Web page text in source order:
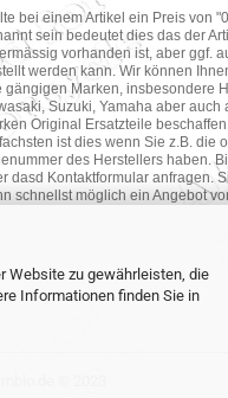
Website zu gewährleisten, die
Informationen finden Sie in
bei einem Artikel ein Preis von
sein bedeutet dies das der
vorhanden ist, aber ggf.
werden kann. Wir können
gängigen Marken, insbesondere
Suzuki, Yamaha aber auch
Original Ersatzteile
ist dies wenn Sie z.B. die
des Herstellers haben.
dasd Kontaktformular anfragen.
schnellst möglich ein Angebot